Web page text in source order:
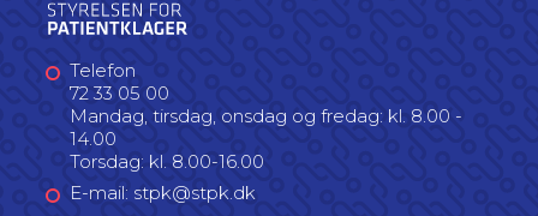
Telefon
72 33 05 00
Mandag, tirsdag, onsdag og fredag: kl. 8.00 -
14.00
Torsdag: kl. 8.00-16.00
E-mail: stpk@stpk.dk